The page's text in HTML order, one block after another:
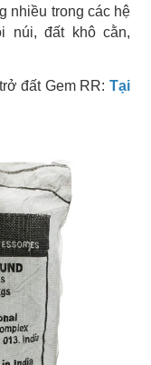
nhiều trong các hệ
núi, đất khô cằn,
đất Gem RR: Tại